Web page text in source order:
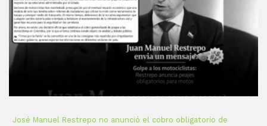
José Manuel Restrepo no anunció el cobro obligatorio de